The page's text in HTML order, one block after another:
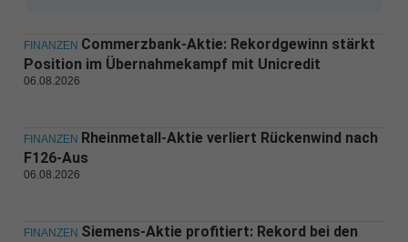
FINANZEN Commerzbank-Aktie: Rekordgewinn stärkt
Position im Übernahmekampf mit Unicredit
06.08.2026
FINANZEN Rheinmetall-Aktie verliert Rückenwind nach
F126-Aus
06.08.2026
FINANZEN Siemens-Aktie profitiert: Rekord bei den